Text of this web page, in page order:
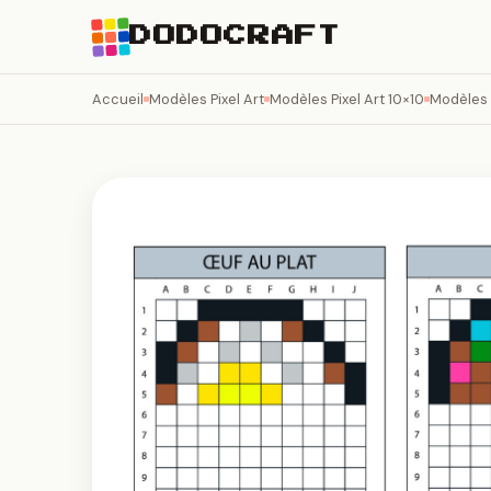
DODOCRAFT
Accueil Modèles Pixel Art Modèles Pixel Art 10×10